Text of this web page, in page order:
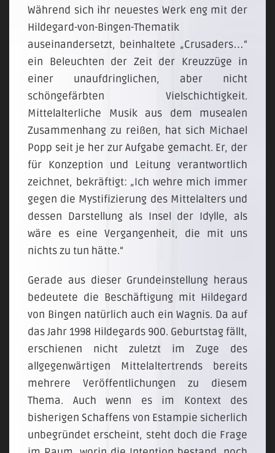
Während sich ihr neuestes Werk eng mit der
Hildegard-von-Bingen-Thematik
auseinandersetzt, beinhaltete „Crusaders…“
ein Beleuchten der Zeit der Kreuzzüge in
einer unaufdringlichen, aber nicht
schöngefärbten Vielschichtigkeit.
Mittelalterliche Musik aus dem musealen
Zusammenhang zu reißen, hat sich Michael
Popp seit je her zur Aufgabe gemacht. Er, der
für Konzeption und Leitung verantwortlich
zeichnet, bekräftigt: „Ich wehre mich immer
gegen die Mystifizierung des Mittelalters und
dessen Darstellung als Insel der Idylle, als
wäre es eine Vergangenheit, die mit uns
nichts zu tun hätte.“
Gerade aus dieser Grundeinstellung heraus
bedeutete die Beschäftigung mit Hildegard
von Bingen natürlich auch ein Wagnis. Da auf
das Jahr 1998 Hildegards 900. Geburtstag fällt,
erschienen nicht zuletzt im Zuge des
allgegenwärtigen Mittelaltertrends bereits
mehrere Veröffentlichungen zu diesem
Thema. Auch wenn es im Kontext des
bisherigen Schaffens von Estampie sicherlich
unbegründet erscheint, steht doch die Frage